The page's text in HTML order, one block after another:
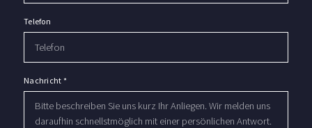
Telefon
Nachricht *